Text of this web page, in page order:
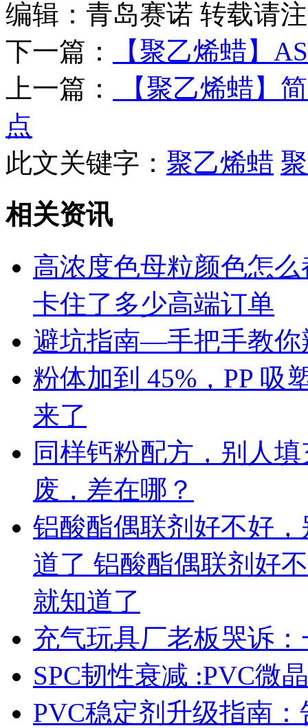
编辑：青岛赛诺 转载请
下一篇：
【聚乙烯蜡】
上一篇：
【聚乙烯蜡】
点
此文关键字： 聚乙烯蜡
相关资讯
高浓度色母粒颜色怎
卡住了多少高端订单
避坑指南—手把手教你
粉体加到 45%，PP 吸
来了
同样钙粉配方，别人
废，差在哪？
铝酸酯偶联剂好不好
道了 铝酸酯偶联剂好
就知道了
充气玩具厂老板哭诉
SPC韧性衰减 :PVC微
PVC稳定剂升级指南